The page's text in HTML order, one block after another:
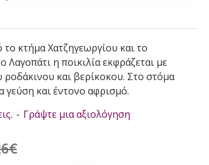
κτήμα Χατζηγεωργίου και το
η ποικιλία εκφράζεται με
και βερίκοκου. Στο στόμα
γεύση και έντονο αφρισμό.
- Γράψτε μια αξιολόγηση